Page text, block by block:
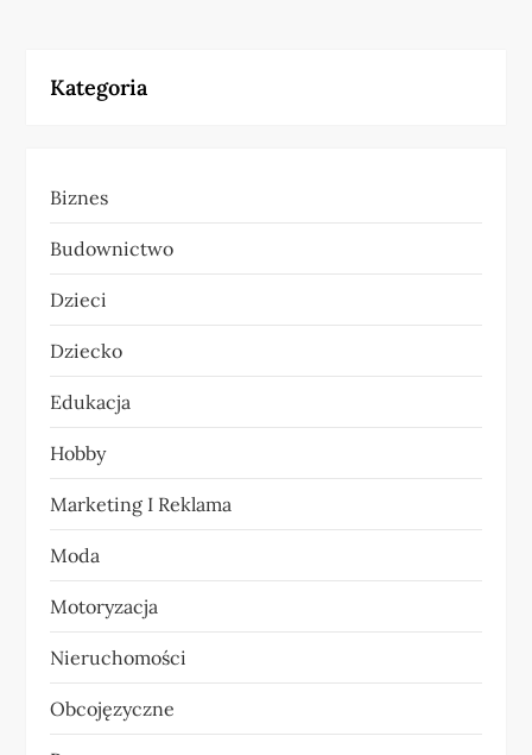
g
c
j
a
w
p
i
s
u
Kategoria
Biznes
Budownictwo
Dzieci
Dziecko
Edukacja
Hobby
Marketing I Reklama
Moda
Motoryzacja
Nieruchomości
Obcojęzyczne